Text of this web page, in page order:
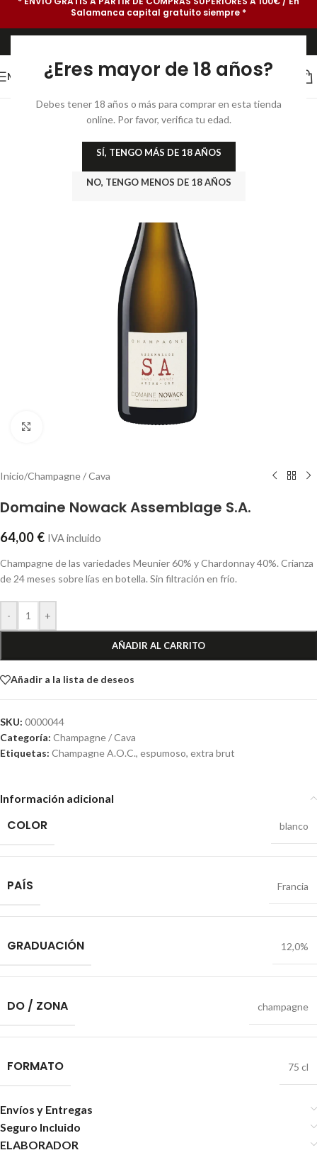
¿Eres mayor de 18 años?
Debes tener 18 años o más para comprar en esta tienda
online. Por favor, verifica tu edad.
SÍ, TENGO MÁS DE 18 AÑOS
NO, TENGO MENOS DE 18 AÑOS
Salamanca capital gratuito siempre *
MENU
Inicio/Champagne / Cava
Domaine Nowack Assemblage S.A.
64,00 € IVA incluido
Champagne de las variedades Meunier 60% y Chardonnay 40%. Crianza
de 24 meses sobre lías en botella. Sin filtración en frío.
- +
AÑADIR AL CARRITO
Añadir a la lista de deseos
SKU: 0000044
Categoría: Champagne / Cava
Etiquetas: Champagne A.O.C., espumoso, extra brut
Información adicional
COLOR blanco
PAÍS Francia
GRADUACIÓN 12,0%
DO / ZONA champagne
FORMATO 75 cl
Envíos y Entregas
Seguro Incluido
ELABORADOR